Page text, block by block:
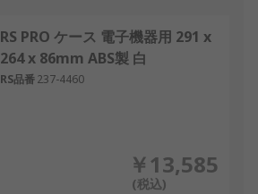
RS PRO ケース 電子機器用 291 x
264 x 86mm ABS製 白
RS品番237-4460
￥13,585
(税込)